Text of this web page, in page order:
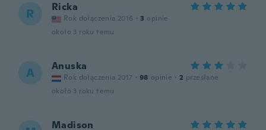
R Ricka
Rok dołączenia 2016 · 3 opinie
około 3 roku temu
A Anuska
Rok dołączenia 2017 · 98 opinie · 2 przesłane
około 3 roku temu
Madison